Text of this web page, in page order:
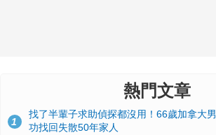
熱門文章
1
找了半輩子求助偵探都沒用！66歲加拿大
功找回失散50年家人